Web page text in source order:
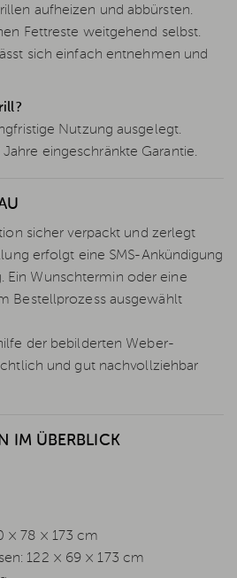
aufheizen und abbürsten.
Fettreste weitgehend selbst.
sich einfach entnehmen und
Nutzung ausgelegt.
eingeschränkte Garantie.
sicher verpackt und zerlegt
erfolgt eine SMS-Ankündigung
Ein Wunschtermin oder eine
Bestellprozess ausgewählt
der bebilderten Weber-
und gut nachvollziehbar
IM ÜBERBLICK
× 78 × 173 cm
122 × 69 × 173 cm